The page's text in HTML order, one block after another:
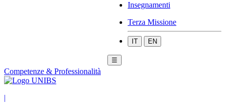
Insegnamenti
Terza Missione
IT EN
☰
Competenze & Professionalità
|